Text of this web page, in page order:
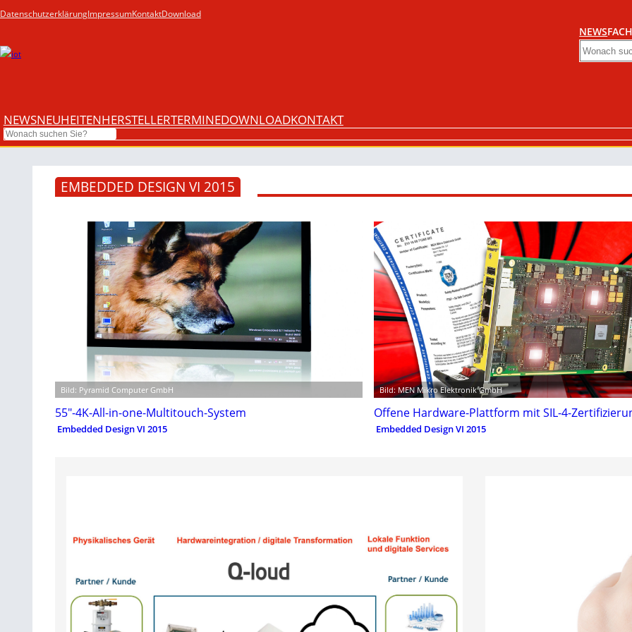
DatenschutzerklärungImpressumKontaktDownload
NEWS
Search
NEWSNEUHEITENHERSTELLERTERMINEDOWNLOADKONTAKT
Search
EMBEDDED DESIGN VI 2015
Bild: Pyramid Computer GmbH
55″-4K-All-in-one-Multitouch-System
Embedded Design VI 2015
Bild: MEN Mikro Elektronik GmbH
Offene Hardware-Plattform mit SIL-4-
Embedded Design VI 2015